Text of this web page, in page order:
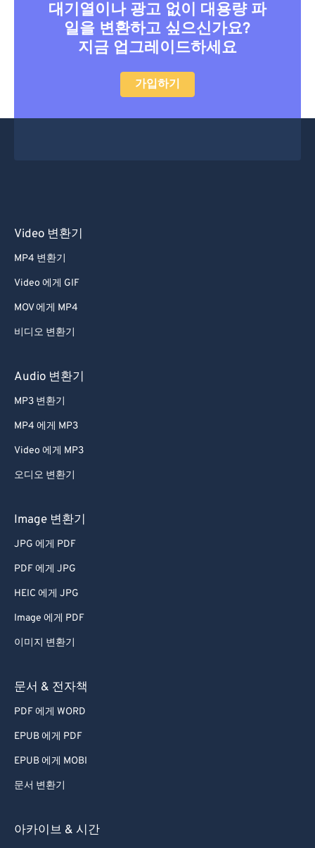
대기열이나 광고 없이 대용량 파
일을 변환하고 싶으신가요?
지금 업그레이드하세요
가입하기
Video 변환기
MP4 변환기
Video 에게 GIF
MOV 에게 MP4
비디오 변환기
Audio 변환기
MP3 변환기
MP4 에게 MP3
Video 에게 MP3
오디오 변환기
Image 변환기
JPG 에게 PDF
PDF 에게 JPG
HEIC 에게 JPG
Image 에게 PDF
이미지 변환기
문서 & 전자책
PDF 에게 WORD
EPUB 에게 PDF
EPUB 에게 MOBI
문서 변환기
아카이브 & 시간